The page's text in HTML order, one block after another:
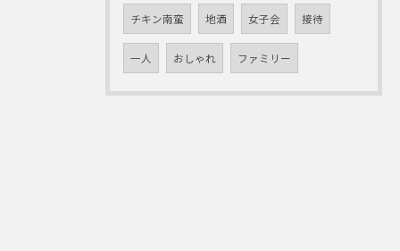
チキン南蛮 地酒 女子会 接待
一人 おしゃれ ファミリー